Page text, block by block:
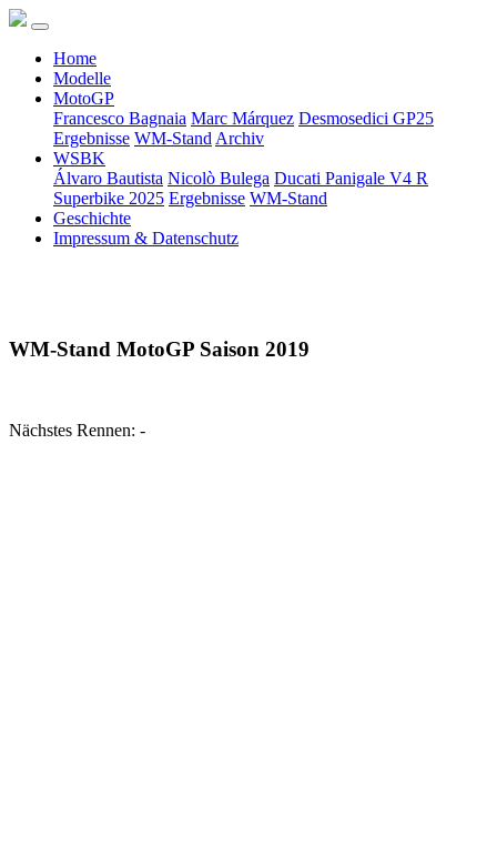
Home
Modelle
MotoGP
Francesco Bagnaia Marc Márquez Desmosedici GP25
Ergebnisse WM-Stand Archiv
WSBK
Álvaro Bautista Nicolò Bulega Ducati Panigale V4 R
Superbike 2025 Ergebnisse WM-Stand
Geschichte
Impressum & Datenschutz
WM-Stand MotoGP Saison 2019
Nächstes Rennen: -